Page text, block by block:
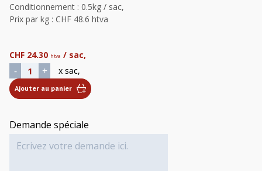
Conditionnement : 0.5kg / sac,
Prix par kg : CHF 48.6 htva
CHF 24.30 htva / sac,
- quantité de Filet mignon de Chevreuil
+ x sac,
Ajouter au panier
Demande spéciale
Alternative: